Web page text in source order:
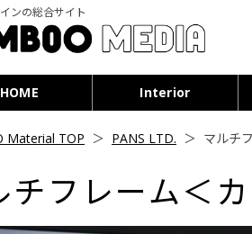
ンの総合サイト
HOME Interior
Material TOP ＞ PANS LTD. ＞ マルチ
チフレーム＜